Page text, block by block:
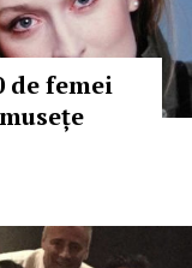
de femei